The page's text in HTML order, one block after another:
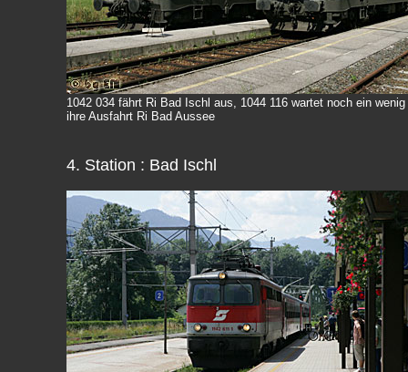
1042 034 fährt Ri Bad Ischl aus, 1044 116 wartet noch ein wenig
ihre Ausfahrt Ri Bad Aussee
4. Station : Bad Ischl